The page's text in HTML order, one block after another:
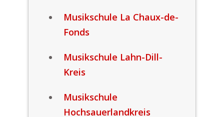
Musikschule La Chaux-de-
Fonds
Musikschule Lahn-Dill-
Kreis
Musikschule
Hochsauerlandkreis